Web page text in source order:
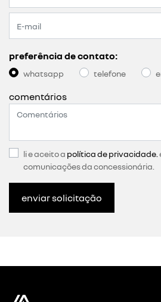
preferência de contato:
whatsapp telefone
comentários
li e aceito a política de privacidade.
comunicações da concessionária.
enviar solicitação